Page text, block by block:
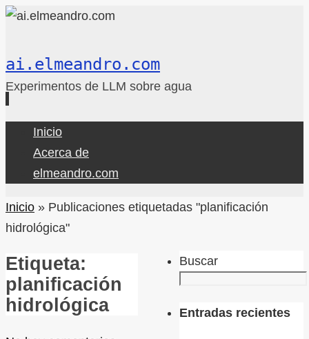
ai.elmeandro.com
Experimentos de LLM sobre agua
contenido
Inicio
Acerca de
elmeandro.com
Inicio » Publicaciones etiquetadas "planificación
hidrológica"
Etiqueta:
planificación
hidrológica
Buscar
Entradas recientes